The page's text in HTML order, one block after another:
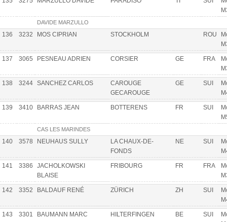
DAVIDE MARZULLO
136 3232 MOS CIPRIAN STOCKHOLM ROU
137 3065 PESNEAU ADRIEN CORSIER GE FRA
138 3244 SANCHEZ CARLOS
CAROUGE
GECAROUGE
GE SUI
139 3410 BARRAS JEAN BOTTERENS FR SUI
CAS LES MARINDES
140 3578 NEUHAUS SULLY
LA CHAUX-DE-
FONDS
NE SUI
141 3386
JACHOLKOWSKI
BLAISE
FRIBOURG FR FRA
142 3352 BALDAUF RENÉ ZÜRICH ZH SUI
143 3301 BAUMANN MARC HILTERFINGEN BE SUI